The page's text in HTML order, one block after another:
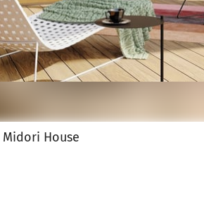
House